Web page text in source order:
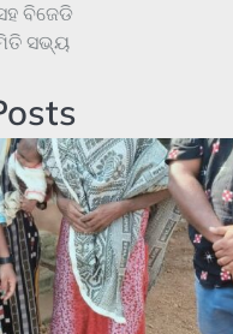
ବିଜେଡି
ସଭ୍ୟ